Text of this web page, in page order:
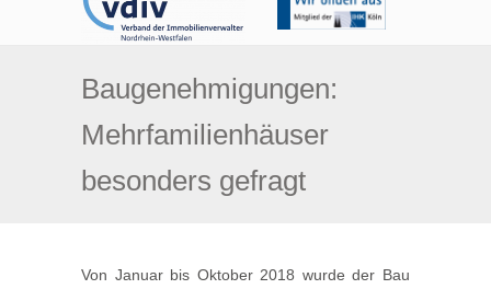
Baugenehmigungen:
Mehrfamilienhäuser
besonders gefragt
Von Januar bis Oktober 2018 wurde der Bau